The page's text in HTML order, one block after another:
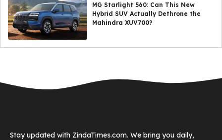
MG Starlight 560: Can This New
Hybrid SUV Actually Dethrone the
Mahindra XUV700?
Stay updated with ZindaTimes.com. We bring you daily,